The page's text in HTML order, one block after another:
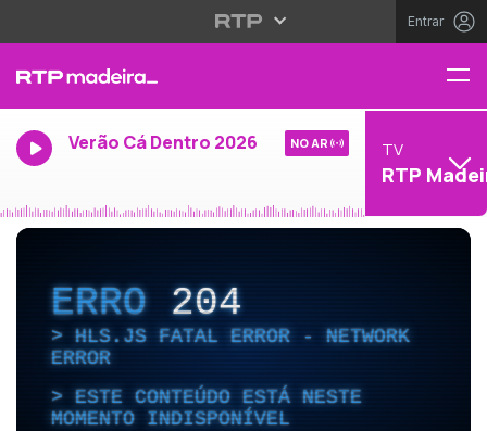
Entrar
Verão Cá Dentro 2026 NO AR TV
RTP
ERRO204
HLS.JS FATAL ERROR - NETWORK
ERROR
ESTE CONTEÚDO ESTÁ NESTE
MOMENTO INDISPONÍVEL